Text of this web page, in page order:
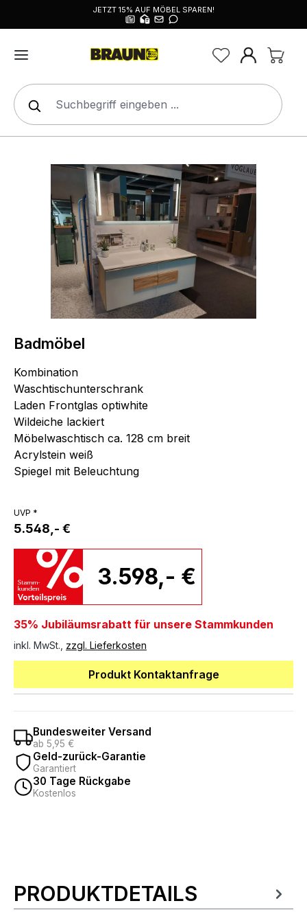
JETZT 15% AUF MÖBEL SPAREN!
Bildergalerie überspringen
Badmöbel
Kombination
Waschtischunterschrank
Laden Frontglas optiwhite
Wildeiche lackiert
Möbelwaschtisch ca. 128 cm breit
Acrylstein weiß
Spiegel mit Beleuchtung
UVP *
5.548,- €
3.598,- €
35% Jubiläumsrabatt für unsere Stammkunden
inkl. MwSt., zzgl. Lieferkosten
Produkt Kontaktanfrage
Bundesweiter Versand
ab 5,95 €
Geld-zurück-Garantie
Garantiert
30 Tage Rückgabe
Kostenlos
Produktinformationen
PRODUKTDETAILS